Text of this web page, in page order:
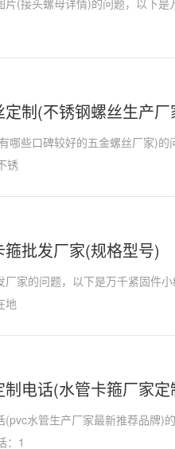
片(接头螺母详情)的问题，以下
制(不锈钢螺丝生产厂
哪些口碑较好的五金螺丝厂家)
锈
批发厂家(规格型号)
厂家的问题，以下是万千紧固件
地
电话(水管卡箍厂家
(pvc水管生产厂家最新推荐品牌)
：1